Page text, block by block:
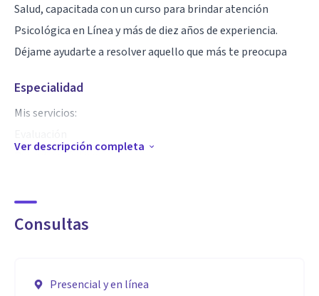
Salud, capacitada con un curso para brindar atención
Psicológica en Línea y más de diez años de experiencia.
Déjame ayudarte a resolver aquello que más te preocupa
Especialidad
Mis servicios:
Psicodiagnóstico
Rehabilitación cognitiva a personas de la tercera edad y
adultos con daño cerebral.
Pánico, bajo auto estima, abuso, temor a exposición en
Ver descripción completa
Consultas
Presencial y en línea